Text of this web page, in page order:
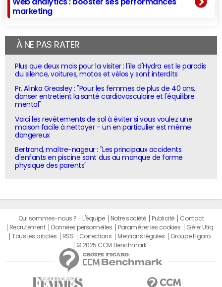
marketing
À NE PAS RATER
Plus que deux mois pour la visiter : l'île d'Hydra est le paradis
du silence, voitures, motos et vélos y sont interdits
Pr. Alinka Greasley : "Pour les femmes de plus de 40 ans,
danser entretient la santé cardiovasculaire et l'équilibre
mental"
Voici les revêtements de sol à éviter si vous voulez une
maison facile à nettoyer - un en particulier est même
dangereux
Bertrand, maître-nageur : "Les principaux accidents
d'enfants en piscine sont dus au manque de forme
physique des parents"
Qui sommes-nous ? L'équipe Notre société Publicité
Contact
Recrutement
Données personnelles Paramétrer les cookies
Gérer Utiq
Tous les articles
RSS Corrections Mentions légales
Groupe Figaro
© 2025 CCM Benchmark